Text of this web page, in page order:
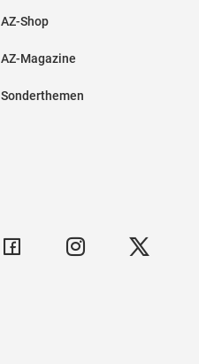
AZ-Shop
AZ-Magazine
Sonderthemen